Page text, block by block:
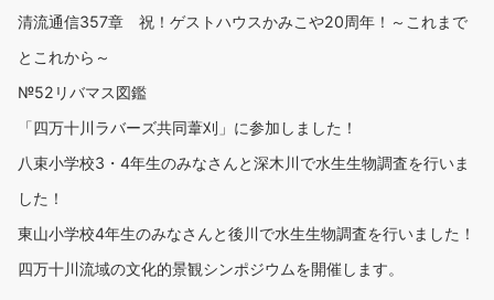
清流通信357章 祝！ゲストハウスかみこや20周年！～これまで
とこれから～
№52リバマス図鑑
「四万十川ラバーズ共同葦刈」に参加しました！
八束小学校3・4年生のみなさんと深木川で水生生物調査を行いま
した！
東山小学校4年生のみなさんと後川で水生生物調査を行いました！
四万十川流域の文化的景観シンポジウムを開催します。